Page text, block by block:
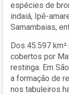
espécies de
indaiá, Ipê-
Samambaias,
Dos 45.597
cobertos por
restinga. Em
a formação de
nos tabuleiros